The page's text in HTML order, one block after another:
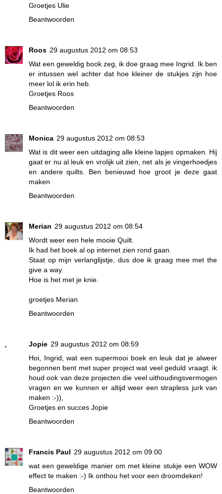
Groetjes Ulie
Beantwoorden
Roos 29 augustus 2012 om 08:53
Wat een geweldig book zeg, ik doe graag mee Ingrid. Ik ben
er intussen wel achter dat hoe kleiner de stukjes zijn hoe
meer lol ik erin heb.
Groetjes Roos
Beantwoorden
Monica 29 augustus 2012 om 08:53
Wat is dit weer een uitdaging alle kleine lapjes opmaken. Hij
gaat er nu al leuk en vrolijk uit zien, net als je vingerhoedjes
en andere quilts. Ben benieuwd hoe groot je deze gaat
maken
Beantwoorden
Merian 29 augustus 2012 om 08:54
Wordt weer een hele mooie Quilt.
Ik had het boek al op internet zien rond gaan.
Staat op mijn verlanglijstje, dus doe ik graag mee met the
give a way.
Hoe is het met je knie.
groetjes Merian
Beantwoorden
Jopie 29 augustus 2012 om 08:59
Hoi, Ingrid, wat een supermooi boek en leuk dat je alweer
begonnen bent met super project wat veel geduld vraagt. ik
houd ook van deze projecten die veel uithoudingsvermogen
vragen en we kunnen er altijd weer een strapless jurk van
maken :-)),
Groetjes en succes Jopie
Beantwoorden
Francis Paul 29 augustus 2012 om 09:00
wat een geweldige manier om met kleine stukje een WOW
effect te maken :-) Ik onthou het voor een droomdeken!
Beantwoorden